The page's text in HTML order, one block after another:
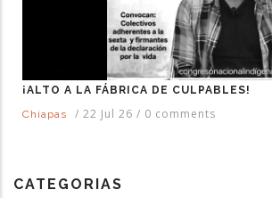
¡ALTO A LA FÁBRICA DE CULPABLES!
Chiapas
/ 22 Jul 26 / 0 comments
CATEGORIAS